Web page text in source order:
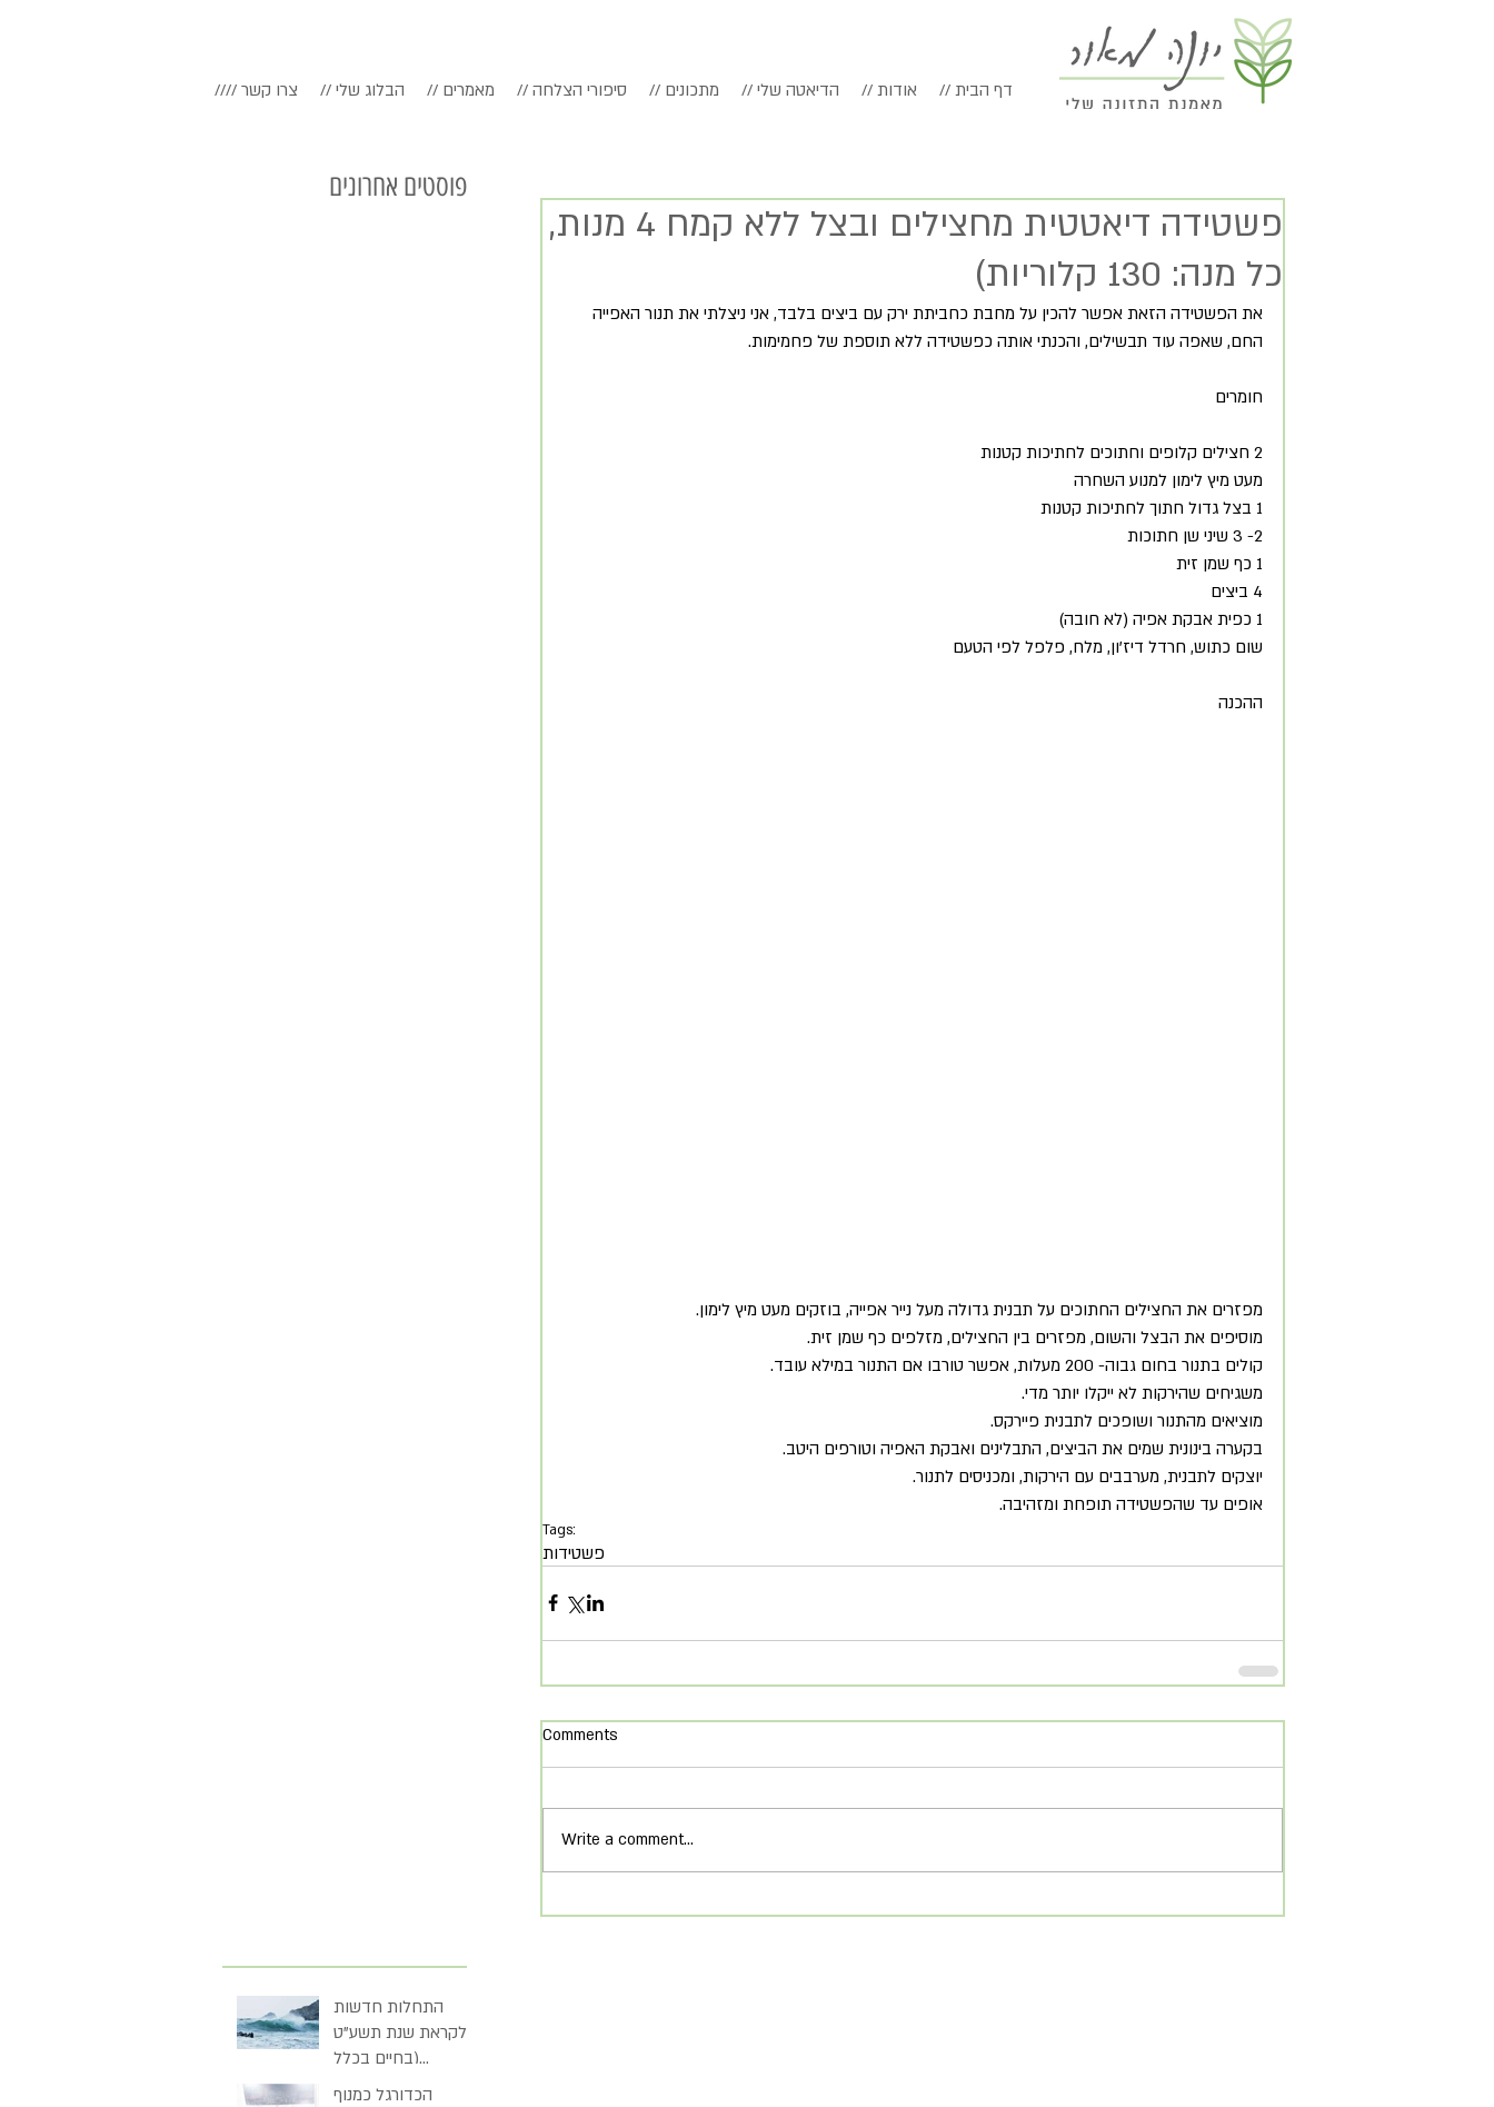
//// צרו קשר // הבלוג שלי // מאמרים // סיפורי הצלחה // מתכונים // הדיאטה שלי // אודות // דף הבית
פוסטים אחרונים
פשטידה דיאטטית מחצילים ובצל ללא קמח 4 מנות,
כל מנה: 130 קלוריות)
את הפשטידה הזאת אפשר להכין על מחבת כחביתת ירק עם ביצים בלבד, אני ניצלתי את תנור האפייה
החם, שאפה עוד תבשילים, והכנתי אותה כפשטידה ללא תוספת של פחמימות.
חומרים
2 חצילים קלופים וחתוכים לחתיכות קטנות
מעט מיץ לימון למנוע השחרה
1 בצל גדול חתוך לחתיכות קטנות
2- 3 שיני שן חתוכות
1 כף שמן זית
4 ביצים
1 כפית אבקת אפיה (לא חובה)
שום כתוש, חרדל דיז'ון, מלח, פלפל לפי הטעם
ההכנה
מפזרים את החצילים החתוכים על תבנית גדולה מעל נייר אפייה, בוזקים מעט מיץ לימון.
מוסיפים את הבצל והשום, מפזרים בין החצילים, מזלפים כף שמן זית.
קולים בתנור בחום גבוה- 200 מעלות, אפשר טורבו אם התנור במילא עובד.
משגיחים שהירקות לא ייקלו יותר מדי.
מוציאים מהתנור ושופכים לתבנית פיירקס.
בקערה בינונית שמים את הביצים, התבלינים ואבקת האפיה וטורפים היטב.
יוצקים לתבנית, מערבבים עם הירקות, ומכניסים לתנור.
אופים עד שהפשטידה תופחת ומזהיבה.
Tags:
פשטידות
Comments
Write a comment...
התחלות חדשות
לקראת שנת תשע"ט
(בחיים בכלל
הכדורגל כמנוף